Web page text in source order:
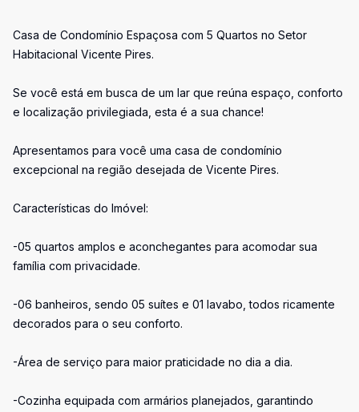
Casa de Condomínio Espaçosa com 5 Quartos no Setor
Habitacional Vicente Pires.
Se você está em busca de um lar que reúna espaço, conforto
e localização privilegiada, esta é a sua chance!
Apresentamos para você uma casa de condomínio
excepcional na região desejada de Vicente Pires.
Características do Imóvel:
-05 quartos amplos e aconchegantes para acomodar sua
família com privacidade.
-06 banheiros, sendo 05 suítes e 01 lavabo, todos ricamente
decorados para o seu conforto.
-Área de serviço para maior praticidade no dia a dia.
-Cozinha equipada com armários planejados, garantindo